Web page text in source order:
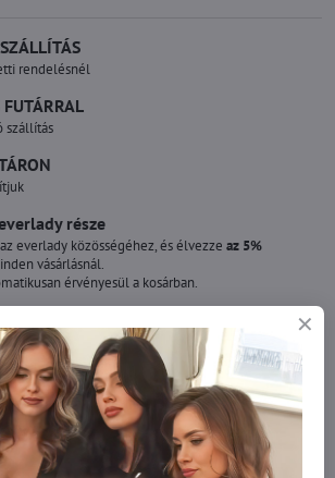
rendelésnél
szállítás
része
everlady közösségéhez, és élvezze az 5%
vásárlásnál.
érvényesül a kosárban.
online fizetés
terméket rendelni mint
van?
lépni velünk, raktárra szállítjuk az árut!